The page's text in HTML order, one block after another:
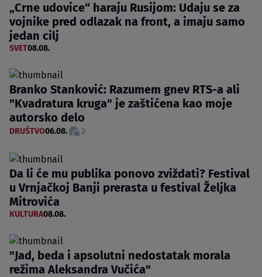
„Crne udovice“ haraju Rusijom: Udaju se za
vojnike pred odlazak na front, a imaju samo
jedan cilj
SVET08.08.
Branko Stanković: Razumem gnev RTS-a ali
"Kvadratura kruga" je zaštićena kao moje
autorsko delo
DRUŠTVO06.08. 2
Da li će mu publika ponovo zviždati? Festival
u Vrnjačkoj Banji prerasta u festival Željka
Mitrovića
KULTURA08.08.
"Jad, beda i apsolutni nedostatak morala
režima Aleksandra Vučića"